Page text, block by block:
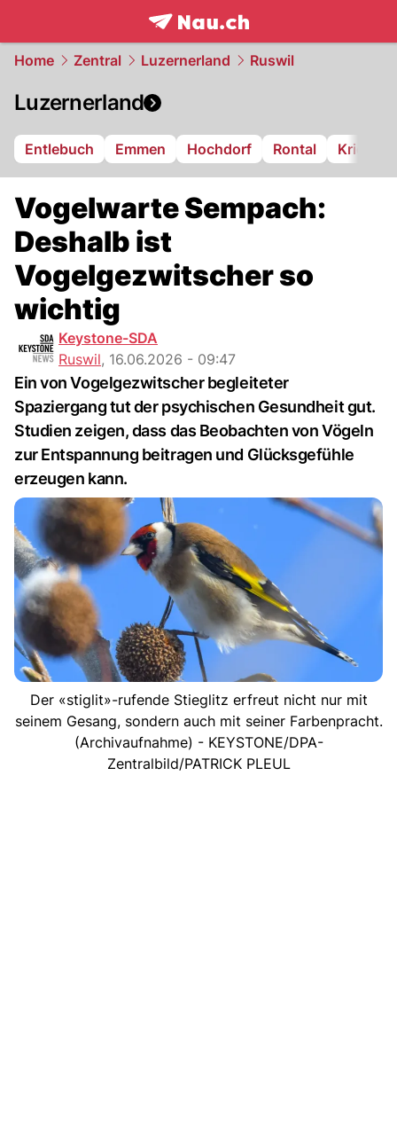
frontpage.NAU.ch
Home Zentral Luzernerland Ruswil
Luzernerland
Entlebuch Emmen Hochdorf Rontal Kriens
Vogelwarte Sempach:
Deshalb ist
Vogelgezwitscher so
wichtig
Keystone-SDA
Ruswil, 16.06.2026 - 09:47
Ein von Vogelgezwitscher begleiteter
Spaziergang tut der psychischen Gesundheit gut.
Studien zeigen, dass das Beobachten von Vögeln
zur Entspannung beitragen und Glücksgefühle
erzeugen kann.
Der «stiglit»-rufende Stieglitz erfreut nicht nur mit
seinem Gesang, sondern auch mit seiner Farbenpracht.
(Archivaufnahme) - KEYSTONE/DPA-
Zentralbild/PATRICK PLEUL